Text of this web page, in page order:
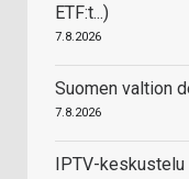
ETF:t...)
7.8.2026
Suomen valtion
7.8.2026
IPTV-keskustelu